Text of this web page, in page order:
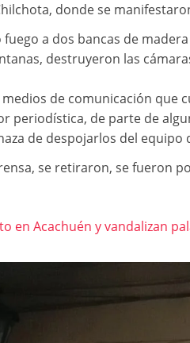
donde se
a dos bancas de
destruyeron las
de comunicación que
periodística, de parte de
de despojarlos del equipo
se retiraron, se fueron
en Acachuén y vandalizan